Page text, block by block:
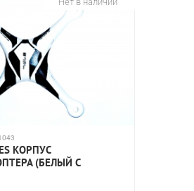
КОРПУС
(БЕЛЫЙ С